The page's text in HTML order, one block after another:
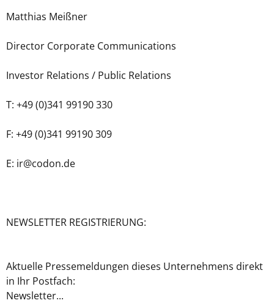
Matthias Meißner
Director Corporate Communications
Investor Relations / Public Relations
T: +49 (0)341 99190 330
F: +49 (0)341 99190 309
E: ir@codon.de
NEWSLETTER REGISTRIERUNG:
Aktuelle Pressemeldungen dieses Unternehmens direkt
in Ihr Postfach:
Newsletter...